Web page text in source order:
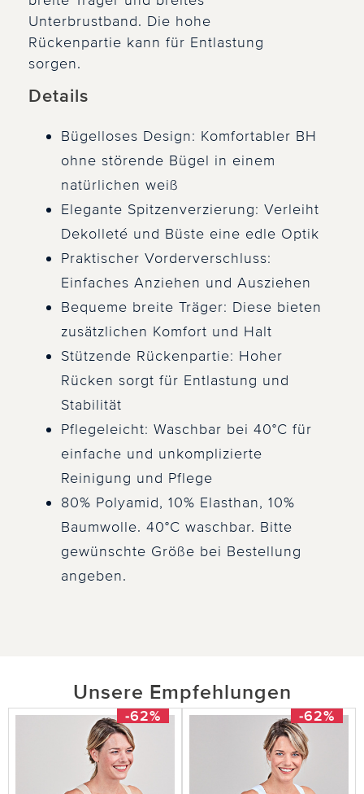
Unterbrustband. Die hohe
Rückenpartie kann für Entlastung
sorgen.
Details
Bügelloses Design: Komfortabler BH
ohne störende Bügel in einem
natürlichen weiß
Elegante Spitzenverzierung: Verleiht
Dekolleté und Büste eine edle Optik
Praktischer Vorderverschluss:
Einfaches Anziehen und Ausziehen
Bequeme breite Träger: Diese bieten
zusätzlichen Komfort und Halt
Stützende Rückenpartie: Hoher
Rücken sorgt für Entlastung und
Stabilität
Pflegeleicht: Waschbar bei 40°C für
einfache und unkomplizierte
Reinigung und Pflege
80% Polyamid, 10% Elasthan, 10%
Baumwolle. 40°C waschbar. Bitte
gewünschte Größe bei Bestellung
angeben.
Unsere Empfehlungen
-62% -62%